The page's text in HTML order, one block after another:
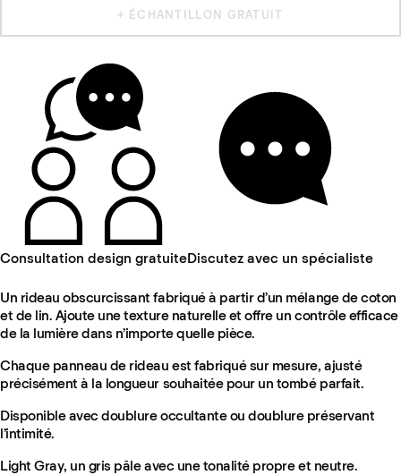
+ ÉCHANTILLON GRATUIT
Consultation design gratuiteDiscutez avec un spécialiste
Un rideau obscurcissant fabriqué à partir d’un mélange de coton
et de lin. Ajoute une texture naturelle et offre un contrôle efficace
de la lumière dans n’importe quelle pièce.
Chaque panneau de rideau est fabriqué sur mesure, ajusté
précisément à la longueur souhaitée pour un tombé parfait.
Disponible avec doublure occultante ou doublure préservant
l’intimité.
Light Gray, un gris pâle avec une tonalité propre et neutre.